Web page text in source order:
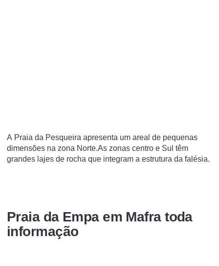
A Praia da Pesqueira apresenta um areal de pequenas
dimensões na zona Norte.As zonas centro e Sul têm
grandes lajes de rocha que integram a estrutura da falésia.
Praia da Empa em Mafra toda
informação